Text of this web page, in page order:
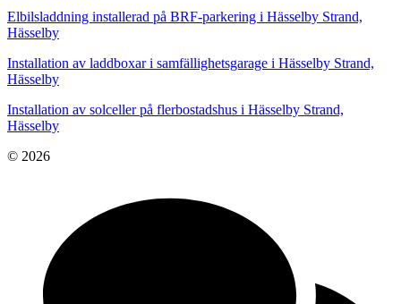
Elbilsladdning installerad på BRF-parkering i Hässelby Strand,
Hässelby
Installation av laddboxar i samfällighetsgarage i Hässelby Strand,
Hässelby
Installation av solceller på flerbostadshus i Hässelby Strand,
Hässelby
© 2026